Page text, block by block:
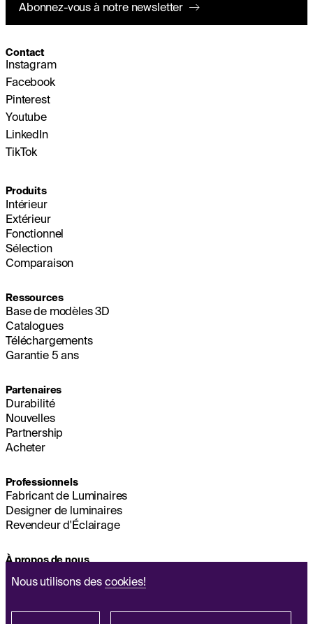
Nous utilisons des cookies!
Abonnez-vous à notre newsletter
Contact
Instagram
Facebook
Pinterest
Youtube
LinkedIn
TikTok
Produits
Intérieur
Extérieur
Fonctionnel
Sélection
Comparaison
Ressources
Base de modèles 3D
Catalogues
Téléchargements
Garantie 5 ans
Partenaires
Durabilité
Nouvelles
Partnership
Acheter
Professionnels
Fabricant de Luminaires
Designer de luminaires
Revendeur d'Éclairage
À propos de nous
Siège Social